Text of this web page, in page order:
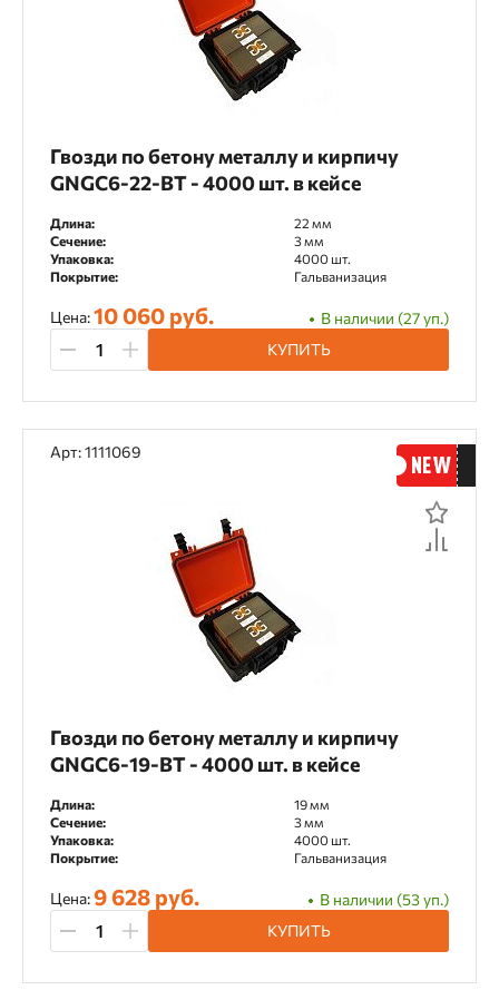
Гвозди по бетону металлу и кирпичу
GNGC6-22-BT - 4000 шт. в кейсе
Длина:
22 мм
Сечение:
3 мм
Упаковка:
4000 шт.
Покрытие:
Гальванизация
Цена:10 060 руб.
В наличии (27 уп.)
КУПИТЬ
Арт: 1111069
Гвозди по бетону металлу и кирпичу
GNGC6-19-BT - 4000 шт. в кейсе
Длина:
19 мм
Сечение:
3 мм
Упаковка:
4000 шт.
Покрытие:
Гальванизация
Цена:9 628 руб.
В наличии (53 уп.)
КУПИТЬ